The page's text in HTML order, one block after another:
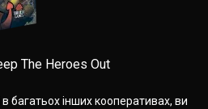
The Heroes Out
багатьох інших кооперативах, ви